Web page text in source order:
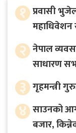
१ प्रवासी
महाधिवेशन
२ नेपाल
साधारण
३ गृहमन्त्री
४ साउनको
बजार,